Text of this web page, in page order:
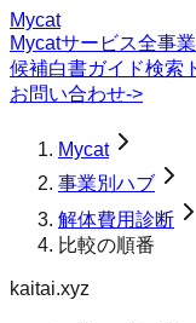
Mycat
Mycatサービス全事
候補白書ガイド検索
お問い合わせ->
Mycat
事業別ハブ
解体費用診断
比較の順番
kaitai.xyz